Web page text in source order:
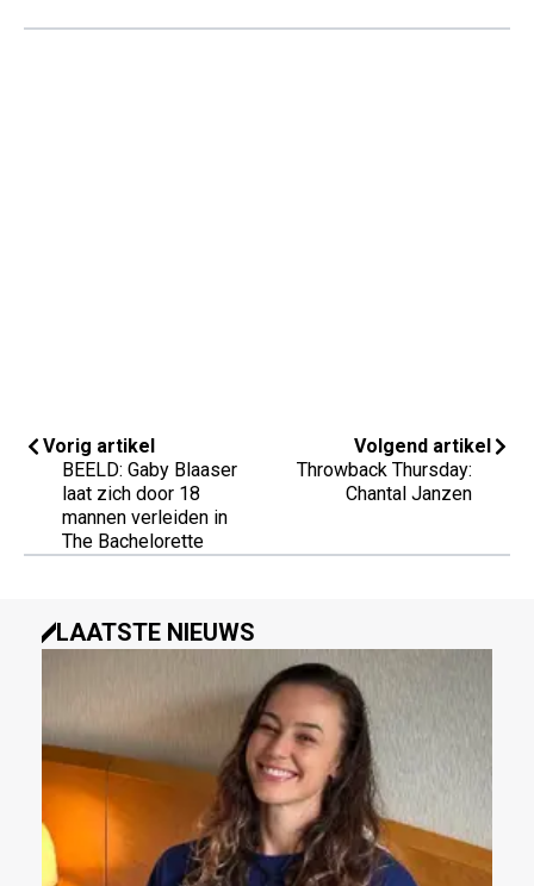
Vorig artikel
BEELD: Gaby Blaaser
laat zich door 18
mannen verleiden in
The Bachelorette
Volgend artikel
Throwback Thursday:
Chantal Janzen
LAATSTE NIEUWS